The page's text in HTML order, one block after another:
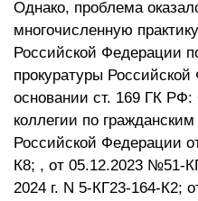
Однако, проблема
многочисленную
Российской Федерации
прокуратуры
основании ст. 169 ГК
коллегии по
Российской Федерации
К8; , от 05.12.2023 №51-
2024 г. N 5-КГ23-164-К2;